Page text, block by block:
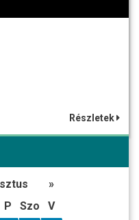
Részletek
»
P Szo
V